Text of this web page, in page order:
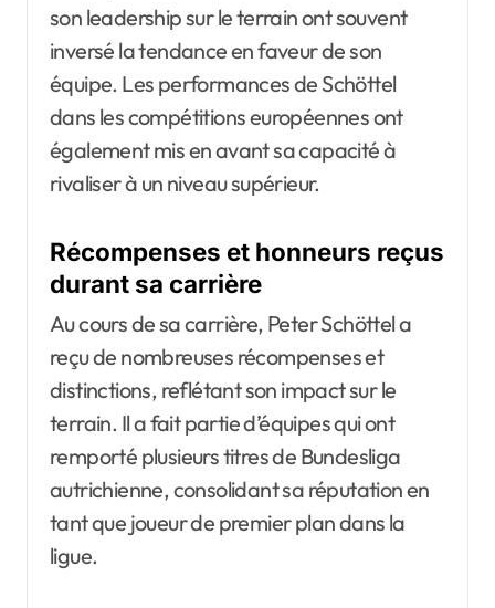
son leadership sur le terrain ont souvent
inversé la tendance en faveur de son
équipe. Les performances de Schöttel
dans les compétitions européennes ont
également mis en avant sa capacité à
rivaliser à un niveau supérieur.
Récompenses et honneurs reçus
durant sa carrière
Au cours de sa carrière, Peter Schöttel a
reçu de nombreuses récompenses et
distinctions, reflétant son impact sur le
terrain. Il a fait partie d’équipes qui ont
remporté plusieurs titres de Bundesliga
autrichienne, consolidant sa réputation en
tant que joueur de premier plan dans la
ligue.